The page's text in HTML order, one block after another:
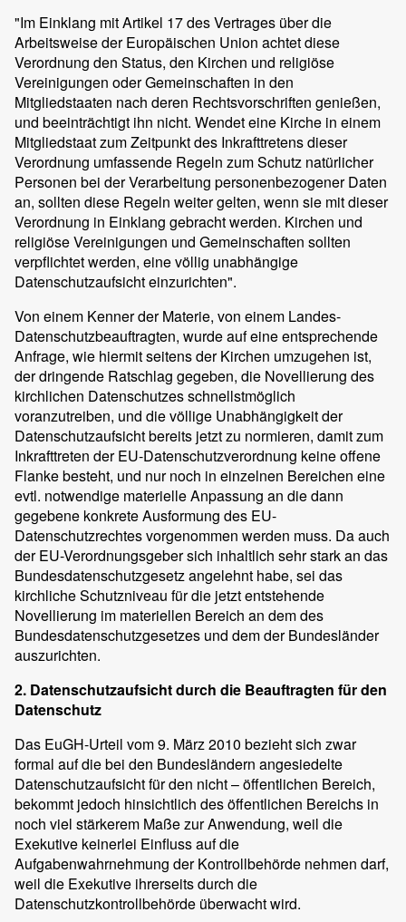
"Im Einklang mit Artikel 17 des Vertrages über die
Arbeitsweise der Europäischen Union achtet diese
Verordnung den Status, den Kirchen und religiöse
Vereinigungen oder Gemeinschaften in den
Mitgliedstaaten nach deren Rechtsvorschriften genießen,
und beeinträchtigt ihn nicht. Wendet eine Kirche in einem
Mitgliedstaat zum Zeitpunkt des Inkrafttretens dieser
Verordnung umfassende Regeln zum Schutz natürlicher
Personen bei der Verarbeitung personenbezogener Daten
an, sollten diese Regeln weiter gelten, wenn sie mit dieser
Verordnung in Einklang gebracht werden. Kirchen und
religiöse Vereinigungen und Gemeinschaften sollten
verpflichtet werden, eine völlig unabhängige
Datenschutzaufsicht einzurichten".
Von einem Kenner der Materie, von einem Landes-
Datenschutzbeauftragten, wurde auf eine entsprechende
Anfrage, wie hiermit seitens der Kirchen umzugehen ist,
der dringende Ratschlag gegeben, die Novellierung des
kirchlichen Datenschutzes schnellstmöglich
voranzutreiben, und die völlige Unabhängigkeit der
Datenschutzaufsicht bereits jetzt zu normieren, damit zum
Inkrafttreten der EU-Datenschutzverordnung keine offene
Flanke besteht, und nur noch in einzelnen Bereichen eine
evtl. notwendige materielle Anpassung an die dann
gegebene konkrete Ausformung des EU-
Datenschutzrechtes vorgenommen werden muss. Da auch
der EU-Verordnungsgeber sich inhaltlich sehr stark an das
Bundesdatenschutzgesetz angelehnt habe, sei das
kirchliche Schutzniveau für die jetzt entstehende
Novellierung im materiellen Bereich an dem des
Bundesdatenschutzgesetzes und dem der Bundesländer
auszurichten.
2. Datenschutzaufsicht durch die Beauftragten für den
Datenschutz
Das EuGH-Urteil vom 9. März 2010 bezieht sich zwar
formal auf die bei den Bundesländern angesiedelte
Datenschutzaufsicht für den nicht – öffentlichen Bereich,
bekommt jedoch hinsichtlich des öffentlichen Bereichs in
noch viel stärkerem Maße zur Anwendung, weil die
Exekutive keinerlei Einfluss auf die
Aufgabenwahrnehmung der Kontrollbehörde nehmen darf,
weil die Exekutive ihrerseits durch die
Datenschutzkontrollbehörde überwacht wird.